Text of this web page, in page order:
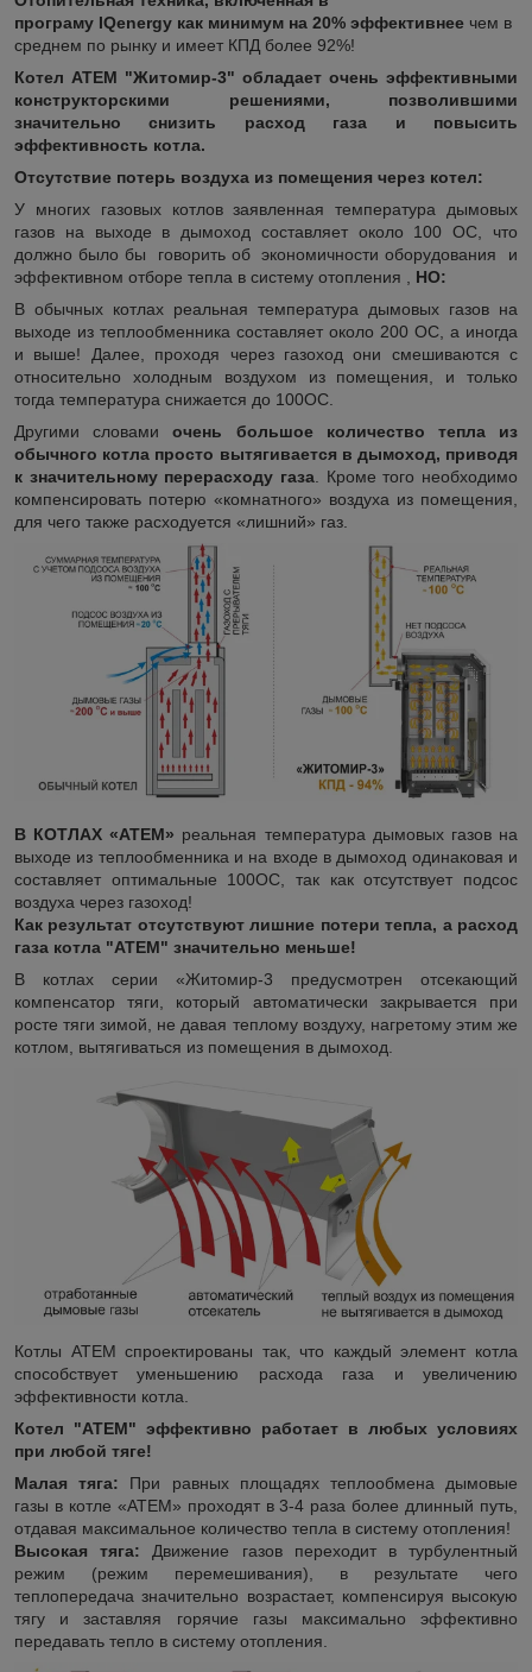
програму IQenergy как минимум на 20% эффективнее чем в
среднем по рынку и имеет КПД более 92%!
Котел АТЕМ "Житомир-3" обладает очень эффективными
конструкторскими решениями, позволившими
значительно снизить расход газа и повысить
эффективность котла.
Отсутствие потерь воздуха из помещения через котел:
У многих газовых котлов заявленная температура дымовых
газов на выходе в дымоход составляет около 100ОС, что
должно было бы говорить об экономичности оборудования и
эффективном отборе тепла в систему отопления , НО:
В обычных котлах реальная температура дымовых газов на
выходе из теплообменника составляет около 200 ОС, а иногда
и выше! Далее, проходя через газоход они смешиваются с
относительно холодным воздухом из помещения, и только
тогда температура снижается до 100ОС.
Другими словамиочень большое количество тепла из
обычного котла просто вытягивается в дымоход, приводя
к значительному перерасходу газа . Кроме того необходимо
компенсировать потерю «комнатного» воздуха из помещения,
для чего также расходуется «лишний» газ.
В КОТЛАХ «АТЕМ» реальная температура дымовых газов на
выходе из теплообменника и на входе в дымоход одинаковая и
составляет оптимальные 100ОС, так как отсутствует подсос
воздуха через газоход!
Как результат отсутствуют лишние потери тепла, а расход
газа котла "АТЕМ" значительно меньше!
В котлах серии «Житомир-3 предусмотрен отсекающий
компенсатор тяги, который автоматически закрывается при
росте тяги зимой, не давая теплому воздуху, нагретому этим же
котлом, вытягиваться из помещения в дымоход.
Котлы АТЕМ спроектированы так, что каждый элемент котла
способствует уменьшению расхода газа и увеличению
эффективности котла.
Котел "АТЕМ" эффективно работает в любых условиях
при любой тяге!
Малая тяга: При равных площадях теплообмена дымовые
газы в котле «АТЕМ» проходят в 3-4 раза более длинный путь,
отдавая максимальное количество тепла в систему отопления!
Высокая тяга: Движение газов переходит в турбулентный
режим (режим перемешивания), в результате чего
теплопередача значительно возрастает, компенсируя высокую
тягу и заставляя горячие газы максимально эффективно
передавать тепло в систему отопления.